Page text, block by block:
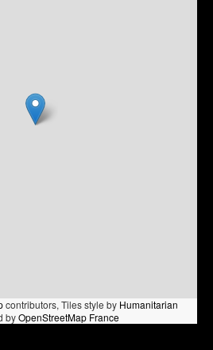
contributors, Tiles style by Humanitarian
byOpenStreetMap France